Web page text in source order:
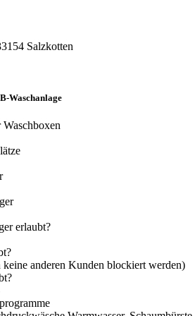
Salzkotten
Waschanlage
erlaubt?
anderen Kunden blockiert werden)